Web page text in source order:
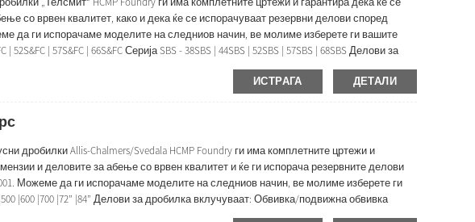
со врвен квалитет, како и дека ќе се испорачуваат резервни делови според
да ги испорачаме моделите на следниов начин, ве молиме изберете ги вашите
| 52S&FC | 57S&FC | 66S&FC Серија SBS - 38SBS | 44SBS | 52SBS | 57SBS | 68SBS Делови за
ИСТРАГА
ДЕТАЛИ
дробилки Allis-Chalmers/Svedala HCMP Foundry ги има комплетните цртежи и
и деловите за абење со врвен квалитет и ќе ги испорача резервните делови
Можеме да ги испорачаме моделите на следниов начин, ве молиме изберете ги
|500 |600 |700 |72” |84” Делови за дробилка вклучуваат: Обвивка/подвижна обвивка